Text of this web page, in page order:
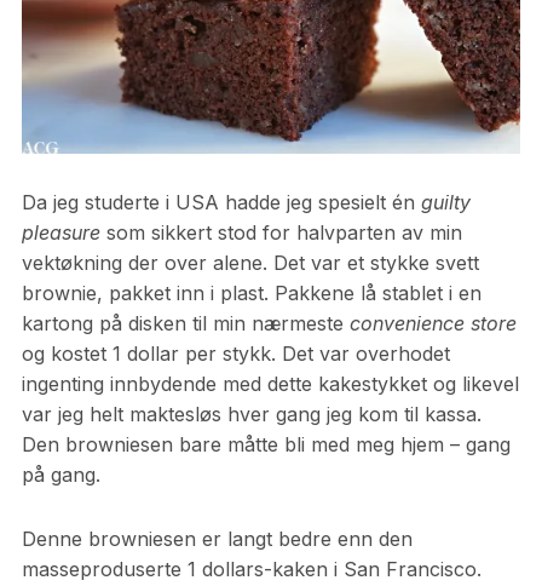
Da jeg studerte i USA hadde jeg spesielt én guilty
pleasuresom sikkert stod for halvparten av min
vektøkning der over alene. Det var et stykke svett
brownie, pakket inn i plast. Pakkene lå stablet i en
kartong på disken til min nærmeste convenience store
og kostet 1 dollar per stykk. Det var overhodet
ingenting innbydende med dette kakestykket og likevel
var jeg helt maktesløs hver gang jeg kom til kassa.
Den browniesen bare måtte bli med meg hjem – gang
på gang.
Denne browniesen er langt bedre enn den
masseproduserte 1 dollars-kaken i San Francisco.